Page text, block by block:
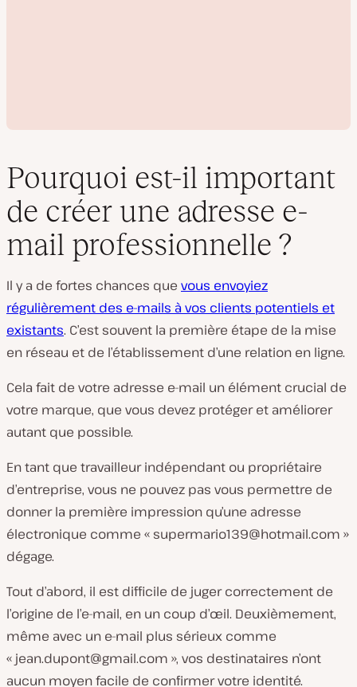
L
i
r
a
v
i
d
é
o
Pourquoi est-il important
de créer une adresse e-
mail professionnelle ?
Il y a de fortes chances que vous envoyiez
régulièrement des e-mails à vos clients potentiels et
existants. C’est souvent la première étape de la mise
en réseau et de l’établissement d’une relation en ligne.
Cela fait de votre adresse e-mail un élément crucial de
votre marque, que vous devez protéger et améliorer
autant que possible.
En tant que travailleur indépendant ou propriétaire
d’entreprise, vous ne pouvez pas vous permettre de
donner la première impression qu’une adresse
électronique comme « supermario139@hotmail.com »
dégage.
Tout d’abord, il est difficile de juger correctement de
l’origine de l’e-mail, en un coup d’œil. Deuxièmement,
même avec un e-mail plus sérieux comme
« jean.dupont@gmail.com », vos destinataires n’ont
aucun moyen facile de confirmer votre identité.